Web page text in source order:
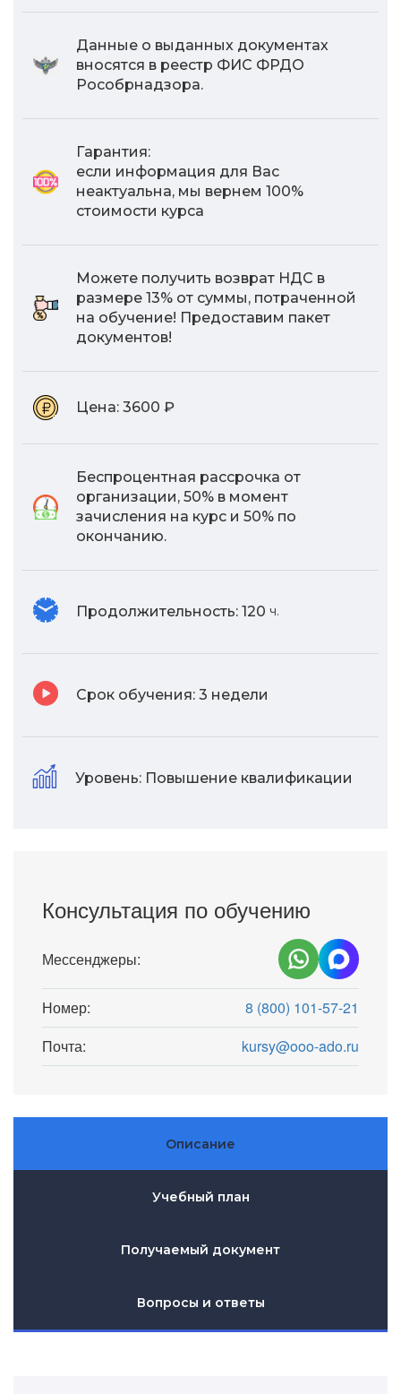
Данные о выданных документах
вносятся в реестр ФИС ФРДО
Рособрнадзора.
Гарантия:
если информация для Вас
неактуальна, мы вернем 100%
стоимости курса
Можете получить возврат НДС в
размере 13% от суммы, потраченной
на обучение! Предоставим пакет
документов!
Цена: 3600 ₽
Беспроцентная рассрочка от
организации, 50% в момент
зачисления на курс и 50% по
окончанию.
Продолжительность: 120 ч.
Срок обучения: 3 недели
Уровень: Повышение квалификации
Консультация по обучению
Мессенджеры:
Номер:
8 (800) 101-57-21
Почта:
kursy@ooo-ado.ru
Описание
Учебный план
Получаемый документ
Вопросы и ответы